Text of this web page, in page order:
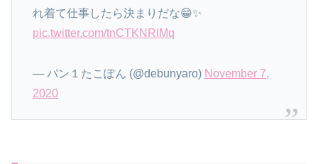
れ着て仕事したら決まりだな😁✨
pic.twitter.com/tnCTKNRlMq
— パン１たこぽん (@debunyaro) November 7,
2020